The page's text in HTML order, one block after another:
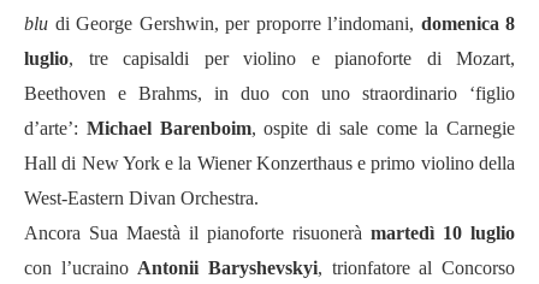
blu di George Gershwin, per proporre l’indomani, domenica 8
luglio, tre capisaldi per violino e pianoforte di Mozart,
Beethoven e Brahms, in duo con uno straordinario ‘figlio
d’arte’: Michael Barenboim, ospite di sale come la Carnegie
Hall di New York e la Wiener Konzerthaus e primo violino della
West-Eastern Divan Orchestra.
Ancora Sua Maestà il pianoforte risuonerà martedì 10 luglio
con l’ucraino Antonii Baryshevskyi, trionfatore al Concorso